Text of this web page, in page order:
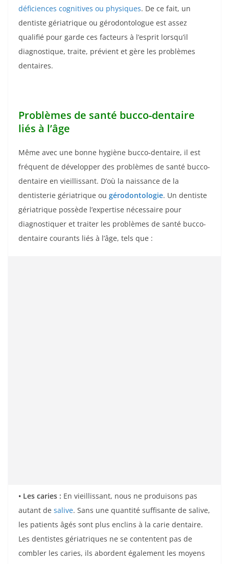
déficiences cognitives ou physiques. De ce fait, un
dentiste gériatrique ou gérodontologue est assez
qualifié pour garde ces facteurs à l’esprit lorsqu’il
diagnostique, traite, prévient et gère les problèmes
dentaires.
Problèmes de santé bucco-dentaire
liés à l’âge
Même avec une bonne hygiène bucco-dentaire, il est
fréquent de développer des problèmes de santé bucco-
dentaire en vieillissant. D’où la naissance de la
dentisterie gériatrique ou gérodontologie. Un dentiste
gériatrique possède l’expertise nécessaire pour
diagnostiquer et traiter les problèmes de santé bucco-
dentaire courants liés à l’âge, tels que :
• Les caries : En vieillissant, nous ne produisons pas
autant de salive. Sans une quantité suffisante de salive,
les patients âgés sont plus enclins à la carie dentaire.
Les dentistes gériatriques ne se contentent pas de
combler les caries, ils abordent également les moyens